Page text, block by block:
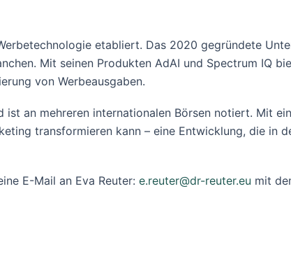
etabliert. Das 2020 gegründete
Mit seinen Produkten AdAI und Spectrum IQ
von Werbeausgaben.
ist an mehreren internationalen Börsen notiert. Mit
transformieren kann – eine Entwicklung, die in
E-Mail an Eva Reuter: e.reuter@dr-reuter.eu mit